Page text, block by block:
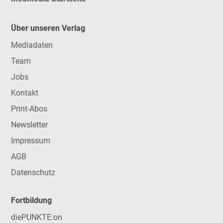
Über unseren Verlag
Mediadaten
Team
Jobs
Kontakt
Print-Abos
Newsletter
Impressum
AGB
Datenschutz
Fortbildung
diePUNKTE:on